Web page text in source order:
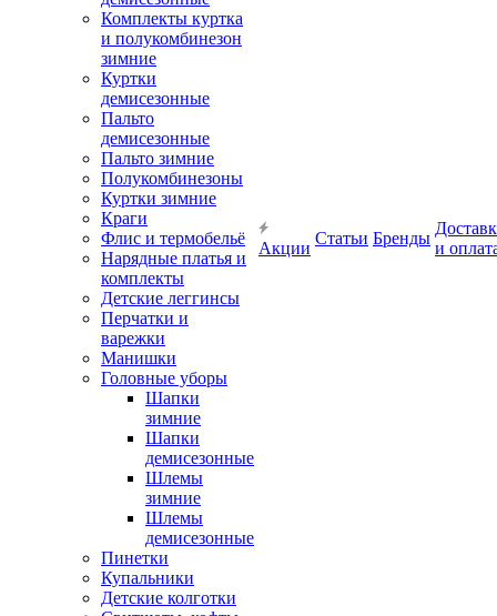
Комплекты куртка
и полукомбинезон
зимние
Куртки
демисезонные
Пальто
демисезонные
Пальто зимние
Полукомбинезоны
Куртки зимние
Краги
Флис и термобельё
Нарядные платья и
комплекты
Детские леггинсы
Перчатки и
варежки
Манишки
Головные уборы
Шапки
зимние
Шапки
демисезонные
Шлемы
зимние
Шлемы
демисезонные
Пинетки
Купальники
Детские колготки
Акции
Статьи Бренды
и